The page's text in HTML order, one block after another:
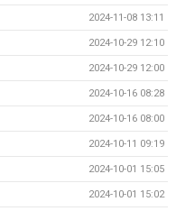
2024-11-08 13:11
2024-10-29 12:10
2024-10-29 12:00
2024-10-16 08:28
2024-10-16 08:00
2024-10-11 09:19
2024-10-01 15:05
2024-10-01 15:02